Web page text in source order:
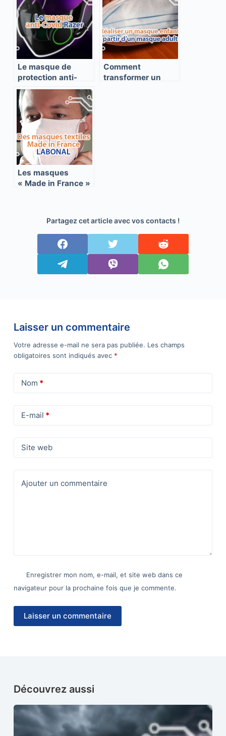
Le masque de
protection anti-
Covid et high-tech
de Razer
Comment
transformer un
Les masques
« Made in France »
Partagez cet article avec vos contacts !
Laisser un commentaire
Votre adresse e-mail ne sera pas publiée. Les champs
obligatoires sont indiqués avec *
Nom *
E-mail *
Site web
Ajouter un commentaire
Enregistrer mon nom, e-mail, et site web dans ce
navigateur pour la prochaine fois que je commente.
Laisser un commentaire
Découvrez aussi